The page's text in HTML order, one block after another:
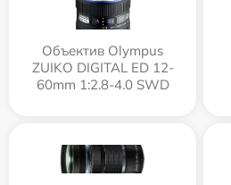
Объектив Olympus
ZUIKO DIGITAL ED 12-
60mm 1:2.8-4.0 SWD